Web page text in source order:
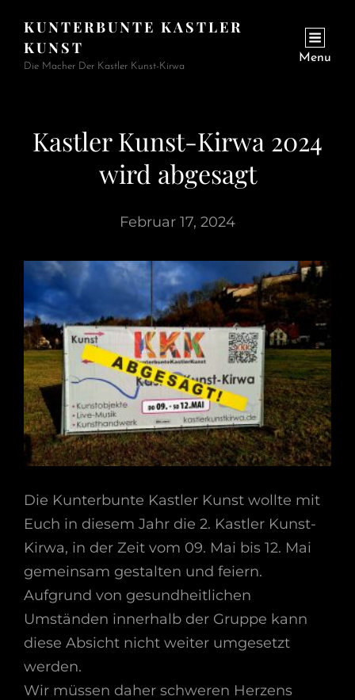
KUNTERBUNTE KASTLER
KUNST
Die Macher Der Kastler Kunst-Kirwa
Menu
Kastler Kunst-Kirwa 2024
wird abgesagt
Februar 17, 2024
Die Kunterbunte Kastler Kunst wollte mit
Euch in diesem Jahr die 2. Kastler Kunst-
Kirwa, in der Zeit vom 09. Mai bis 12. Mai
gemeinsam gestalten und feiern.
Aufgrund von gesundheitlichen
Umständen innerhalb der Gruppe kann
diese Absicht nicht weiter umgesetzt
werden.
Wir müssen daher schweren Herzens